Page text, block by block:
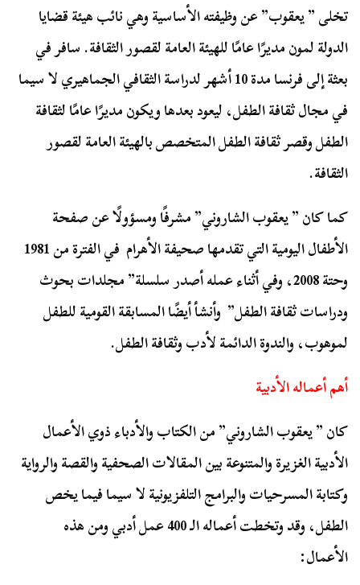
تخلى ” يعقوب” عن وظيفته الأساسية وهي نائب هيئة قضايا
الدولة لمون مديرًا عامًا للهيئة العامة لقصور الثقافة. سافر في
بعثة إلى فرنسا مدة 10 أشهر لدراسة الثقافي الجماهيري لا سيما
في مجال ثقافة الطفل، ليعود بعدها ويكون مديرًا عامًا لثقافة
الطفل وقصر ثقافة الطفل المتخصص بالهيئة العامة لقصور
الثقافة.
كما كان ” يعقوب الشاروني” مشرفًا ومسؤولًا عن صفحة
الأطفال اليومية التي تقدمها صحيفة الأهرام في الفترة من 1981
وحتة 2008، وفي أثناء عمله أصدر سلسلة” مجلدات بحوث
ودراسات ثقافة الطفل” وأنشأ أيضًا المسابقة القومية للطفل
لموهوب، والندوة الدائمة لأدب وثقافة الطفل.
أهم أعماله الأدبية
كان ” يعقوب الشاروني” من الكتاب والأدباء ذوي الأعمال
الأدبية الغزيرة والمتنوعة بين المقالات الصحفية والقصة والرواية
وكتابة المسرحيات والبرامج التلفزيونية لا سيما فيما يخص
الطفل، وقد وتخطت أعماله الـ 400 عمل أدبي ومن هذه
الأعمال: